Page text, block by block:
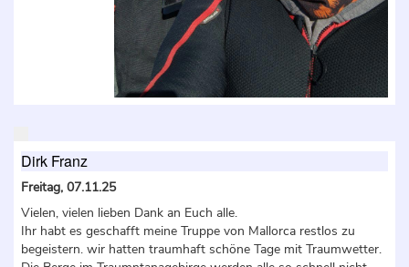
Dirk Franz
Freitag, 07.11.25
Vielen, vielen lieben Dank an Euch alle.
Ihr habt es geschafft meine Truppe von Mallorca restlos zu
begeistern. wir hatten traumhaft schöne Tage mit Traumwetter.